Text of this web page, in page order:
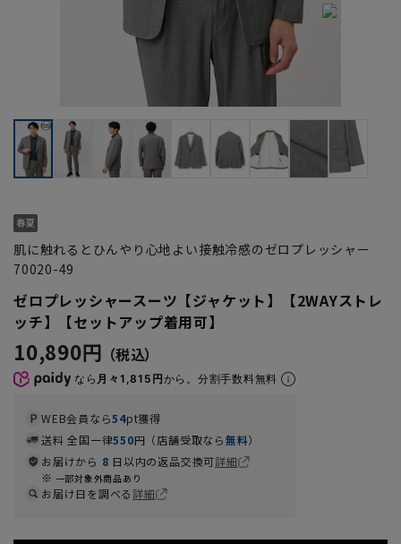
肌に触れるとひんやり心地よい接触冷感のゼロプレッシャー
70020-49
ゼロプレッシャースーツ【ジャケット】【2WAYストレ
ッチ】【セットアップ着用可】
10,890円
なら 月々1,815円から。分割手数料無料
WEB会員なら54pt獲得
送料 全国一律550円（店舗受取なら無料）
お届けから 8 日以内の返品交換可詳細
一部対象外商品あり
お届け日を調べる詳細